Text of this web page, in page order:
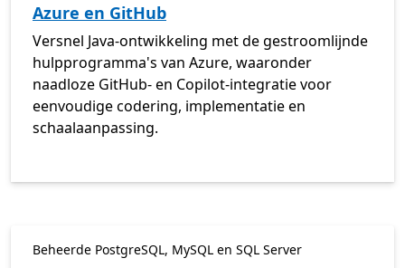
Azure en GitHub
Versnel Java-ontwikkeling met de gestroomlijnde
hulpprogramma's van Azure, waaronder
naadloze GitHub- en Copilot-integratie voor
eenvoudige codering, implementatie en
schaalaanpassing.
Beheerde PostgreSQL, MySQL en SQL Server